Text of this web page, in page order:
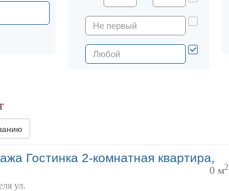
Гостинка 2-комнатная квартира,
0 м2
ул.